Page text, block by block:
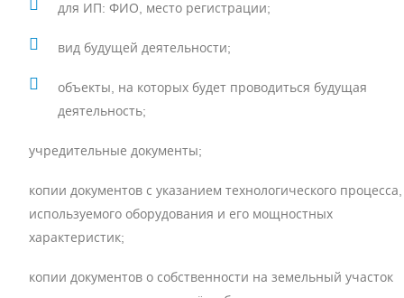
для ИП: ФИО, место регистрации;
вид будущей деятельности;
объекты, на которых будет проводиться будущая
деятельность;
учредительные документы;
копии документов с указанием технологического процесса,
используемого оборудования и его мощностных
характеристик;
копии документов о собственности на земельный участок